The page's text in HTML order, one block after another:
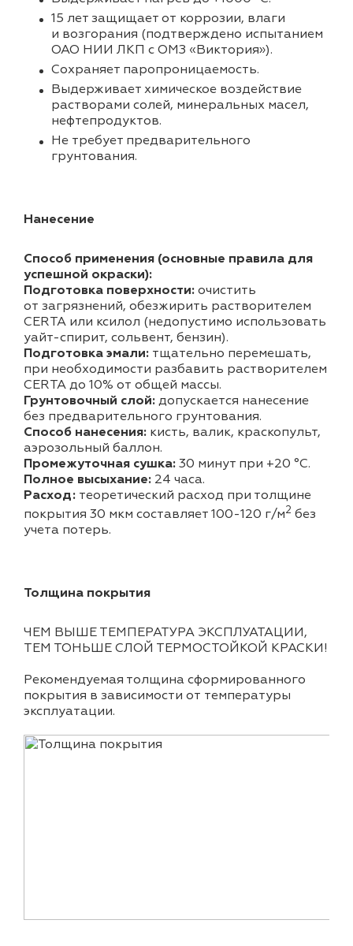
15 лет защищает от коррозии, влаги
и возгорания (подтверждено испытанием
ОАО НИИ ЛКП с ОМЗ «Виктория»).
Cохраняет паропроницаемость.
Выдерживает химическое воздействие
растворами солей, минеральных масел,
нефтепродуктов.
Не требует предварительного
грунтования.
Нанесение
Способ применения (основные правила для
успешной окраски):
Подготовка поверхности: очистить
от загрязнений, обезжирить растворителем
CERTA или ксилол (недопустимо использовать
уайт-спирит, сольвент, бензин).
Подготовка эмали: тщательно перемешать,
при необходимости разбавить растворителем
CERTA до 10% от общей массы.
Грунтовочный слой: допускается нанесение
без предварительного грунтования.
Способ нанесения: кисть, валик, краскопульт,
аэрозольный баллон.
Промежуточная сушка: 30 минут при +20 °С.
Полное высыхание: 24 часа.
Расход: теоретический расход при толщине
покрытия 30 мкм составляет 100-120 г/м2 без
учета потерь.
Толщина покрытия
ЧЕМ ВЫШЕ ТЕМПЕРАТУРА ЭКСПЛУАТАЦИИ,
ТЕМ ТОНЬШЕ СЛОЙ ТЕРМОСТОЙКОЙ КРАСКИ!
Рекомендуемая толщина сформированного
покрытия в зависимости от температуры
эксплуатации.